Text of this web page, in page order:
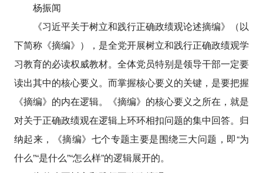
杨振闻
《习近平关于树立和践行正确政绩观论述摘编》（以
下简称《摘编》），是全党开展树立和践行正确政绩观学
习教育的必读权威教材。全体党员特别是领导干部一定要
读出其中的核心要义。而掌握核心要义的关键，是要把握
《摘编》的内在逻辑。《摘编》的核心要义之所在，就是
对关于正确政绩观在逻辑上环环相扣问题的集中回答。归
纳起来，《摘编》七个专题主要是围绕三大问题，即“为
什么”“是什么”“怎么样”的逻辑展开的。